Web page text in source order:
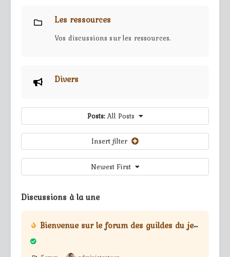
Les ressources
Vos discussions sur les ressources.
Divers
Posts: All Posts
Insert filter
Newest First
Discussions à la une
Bienvenue sur le forum des guildes du jeu Forge Of Empires